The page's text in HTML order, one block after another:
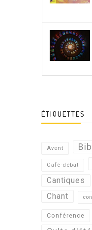
ÉTIQUETTES
Avent
Café-débat
Cantiques
Chant
Conférence